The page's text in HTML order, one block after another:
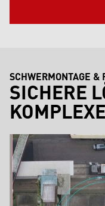
SCHWERMONTAGE &
SICHERE